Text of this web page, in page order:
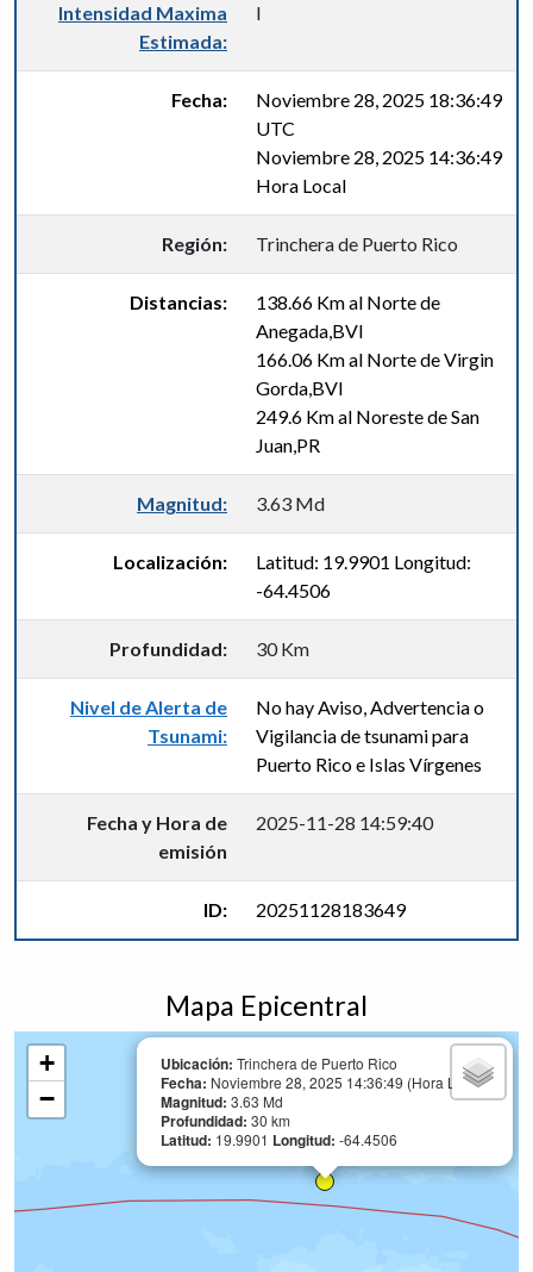
Intensidad Maxima
Estimada:
I
Fecha:
Noviembre 28, 2025 18:36:49
UTC
Noviembre 28, 2025 14:36:49
Hora Local
Región: Trinchera de Puerto Rico
Distancias:
138.66 Km al Norte de
Anegada,BVI
166.06 Km al Norte de Virgin
Gorda,BVI
249.6 Km al Noreste de San
Juan,PR
Magnitud: 3.63 Md
Localización:
Latitud: 19.9901 Longitud:
-64.4506
Profundidad: 30 Km
Nivel de Alerta de
Tsunami:
No hay Aviso, Advertencia o
Vigilancia de tsunami para
Puerto Rico e Islas Vírgenes
Fecha y Hora de
emisión
2025-11-28 14:59:40
ID: 20251128183649
Mapa Epicentral
Ubicación: Trinchera de Puerto Rico
Fecha: Noviembre 28, 2025 14:36:49 (Hora Local)
Magnitud: 3.63 Md
Profundidad: 30 km
Latitud: 19.9901 Longitud: -64.4506
+
−